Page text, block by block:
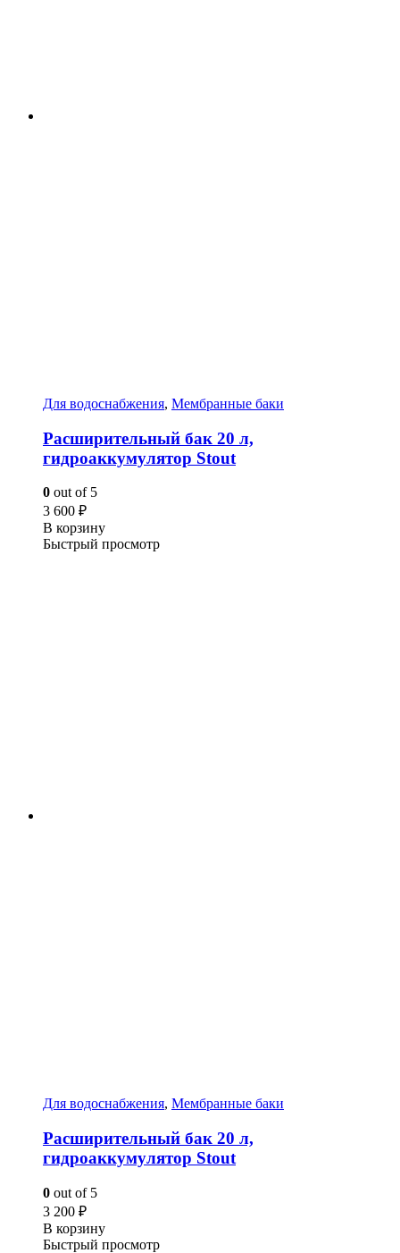
Для водоснабжения, Мембранные баки
Расширительный бак 20 л,
гидроаккумулятор Stout
0 out of 5
3 600 ₽
В корзину
Быстрый просмотр
Для водоснабжения, Мембранные баки
Расширительный бак 20 л,
гидроаккумулятор Stout
0 out of 5
3 200 ₽
В корзину
Быстрый просмотр